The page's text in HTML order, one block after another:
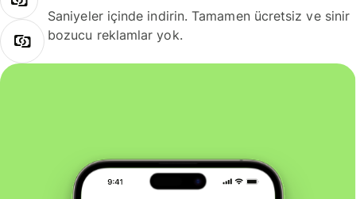
Saniyeler içinde indirin. Tamamen ücretsiz ve sinir
bozucu reklamlar yok.